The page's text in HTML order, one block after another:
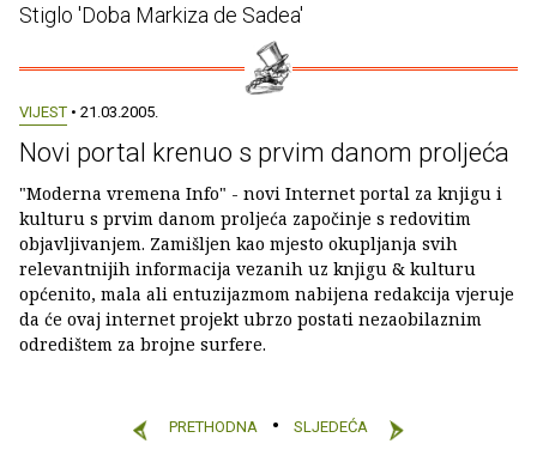
Stiglo 'Doba Markiza de Sadea'
VIJEST • 21.03.2005.
Novi portal krenuo s prvim danom proljeća
"Moderna vremena Info" - novi Internet portal za knjigu i
kulturu s prvim danom proljeća započinje s redovitim
objavljivanjem. Zamišljen kao mjesto okupljanja svih
relevantnijih informacija vezanih uz knjigu & kulturu
općenito, mala ali entuzijazmom nabijena redakcija vjeruje
da će ovaj internet projekt ubrzo postati nezaobilaznim
odredištem za brojne surfere.
PRETHODNA SLJEDEĆA